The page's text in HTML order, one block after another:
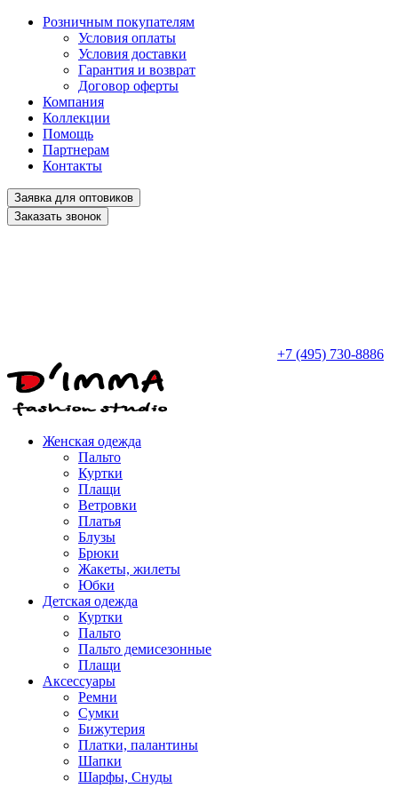
Розничным покупателям
Условия оплаты
Условия доставки
Гарантия и возврат
Договор оферты
Компания
Коллекции
Помощь
Партнерам
Контакты
Заявка для оптовиков
Заказать звонок
+7 (495) 730-8886
Женская одежда
Пальто
Куртки
Плащи
Ветровки
Платья
Блузы
Брюки
Жакеты, жилеты
Юбки
Детская одежда
Куртки
Пальто
Пальто демисезонные
Плащи
Аксессуары
Ремни
Сумки
Бижутерия
Платки, палантины
Шапки
Шарфы, Снуды